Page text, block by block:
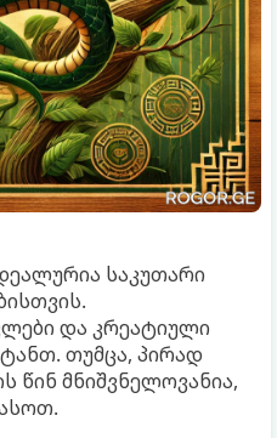
საკუთარი
და კრეატიული
თუმცა, პირად
წინ მნიშვნელოვანია,